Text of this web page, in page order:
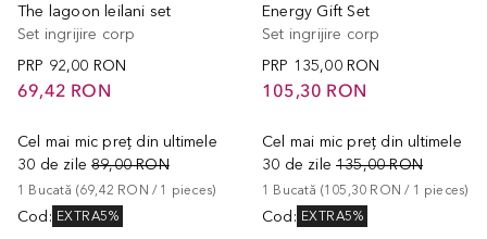
The lagoon leilani set
Set ingrijire corp
PRP 92,00 RON
69,42 RON
Cel mai mic preț din ultimele
30 de zile 89,00 RON
1 Bucată (69,42 RON / 1 pieces)
Cod : EXTRA5%
Energy Gift Set
Set ingrijire corp
PRP 135,00 RON
105,30 RON
Cel mai mic preț din ultimele
30 de zile 135,00 RON
1 Bucată (105,30 RON / 1 pieces)
Cod : EXTRA5%